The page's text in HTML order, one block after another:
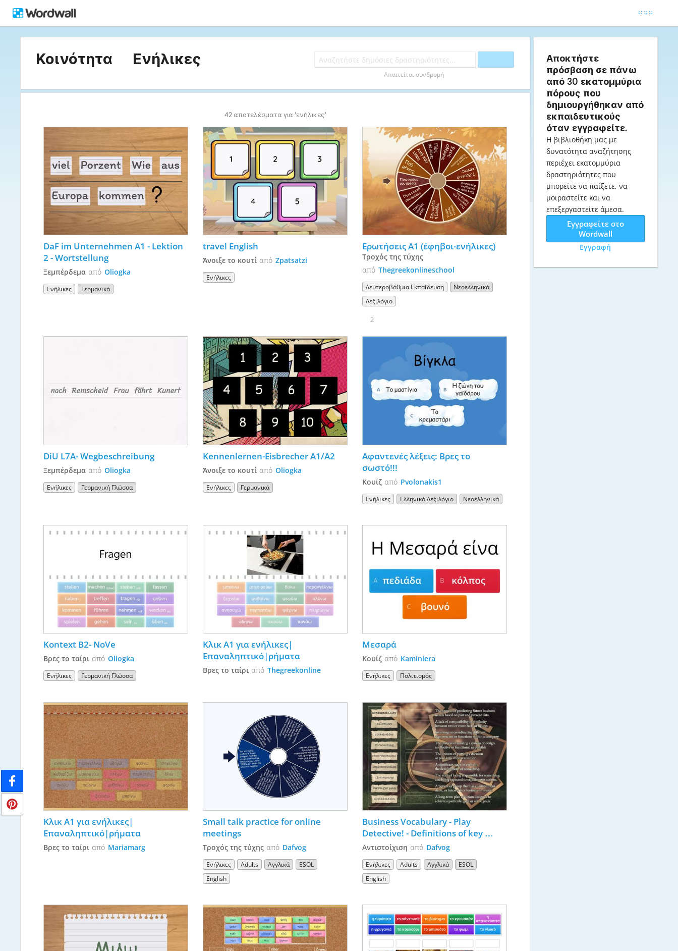
Κοινότητα Ενήλικες
Απαιτείται συνδρομή
42 αποτελέσματα για 'ενήλικες'
DaF im Unternehmen A1 - Lektion
2 - Wortstellung
Ξεμπέρδεμα από Oliogka
Ενήλικες Γερμανικά
travel English
Άνοιξε το κουτί από Zpatsatzi
Ενήλικες
Ερωτήσεις A1 (έφηβοι-ενήλικες)
Τροχός της τύχης
από Thegreekonlineschool
Δευτεροβάθμια Εκπαίδευση
Νεοελληνικά
Λεξιλόγιο
2
DiU L7A- Wegbeschreibung
Ξεμπέρδεμα από Oliogka
Ενήλικες Γερμανική Γλώσσα
Kennenlernen-Eisbrecher A1/A2
Άνοιξε το κουτί από Oliogka
Ενήλικες Γερμανικά
Αφαντενές λέξεις: Βρες το
σωστό!!!
Κουίζ από Pvolonakis1
Ενήλικες Ελληνικό Λεξιλόγιο Νεοελληνικά
Kontext B2- NoVe
Βρες το ταίρι από Oliogka
Ενήλικες Γερμανική Γλώσσα
Κλικ Α1 για ενήλικες|
Επαναληπτικό|ρήματα
Βρες το ταίρι από Thegreekonline
Μεσαρά
Κουίζ από Kaminiera
Ενήλικες Πολιτισμός
Κλικ Α1 για ενήλικες|
Επαναληπτικό|ρήματα
Βρες το ταίρι από Mariamarg
Small talk practice for online
meetings
Τροχός της τύχης από Dafvog
Ενήλικες Adults Αγγλικά
ESOL
English
Business Vocabulary - Play
Detective! - Definitions of key
business terms
Αντιστοίχιση από Dafvog
Ενήλικες Adults Αγγλικά
ESOL
English
Αποκτήστε
πρόσβαση σε πάνω
από 30 εκατομμύρια
πόρους που
δημιουργήθηκαν από
εκπαιδευτικούς
όταν εγγραφείτε.
Η βιβλιοθήκη μας με
δυνατότητα αναζήτησης
περιέχει εκατομμύρια
δραστηριότητες που
μπορείτε να παίξετε, να
μοιραστείτε και να
επεξεργαστείτε άμεσα.
Εγγραφείτε στο
Wordwall
Εγγραφή